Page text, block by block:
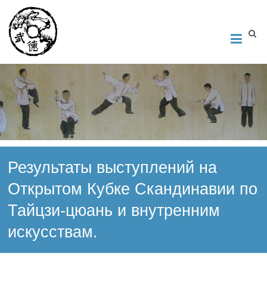
Институт Исследования Внутреннего Искусства
Школа тайцзи-цюань стиля Чэнь, Петербург. Руководитель
Андрей Середняков.
Результаты выступлений на
Открытом Кубке Скандинавии по
Тайцзи-цюань и внутренним
искусствам.